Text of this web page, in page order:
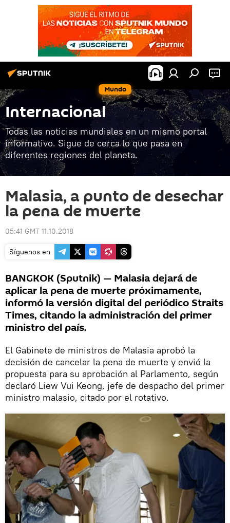
Mundo
Internacional
Todas las noticias mundiales en un mismo portal
informativo. Sigue de cerca lo que pasa en
diferentes regiones del planeta.
Malasia, a punto de desechar
la pena de muerte
05:41 GMT 11.10.2018
Síguenos en
BANGKOK (Sputnik) — Malasia dejará de
aplicar la pena de muerte próximamente,
informó la versión digital del periódico Straits
Times, citando la administración del primer
ministro del país.
El Gabinete de ministros de Malasia aprobó la
decisión de cancelar la pena de muerte y envió la
propuesta para su aprobación al Parlamento, según
declaró Liew Vui Keong, jefe de despacho del primer
ministro malasio, citado por el rotativo.